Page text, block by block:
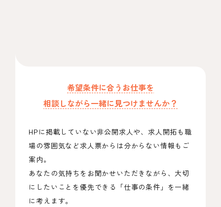
希望条件に合うお仕事を
相談しながら一緒に見つけませんか？
HPに掲載していない非公開求人や、求人開拓も職
場の雰囲気など求人票からは分からない情報もご
案内。
あなたの気持ちをお聞かせいただきながら、大切
にしたいことを優先できる「仕事の条件」を一緒
に考えます。